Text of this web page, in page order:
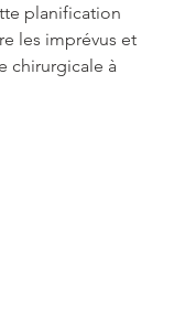
planification
les imprévus et
chirurgicale à